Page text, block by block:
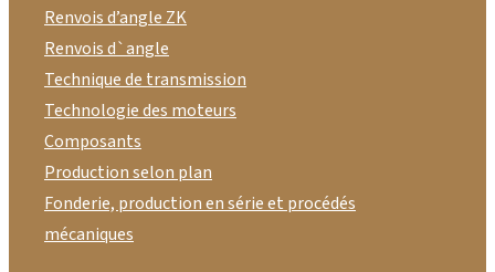
Renvois d’angle ZK
Renvois d`angle
Technique de transmission
Technologie des moteurs
Composants
Production selon plan
Fonderie, production en série et procédés
mécaniques